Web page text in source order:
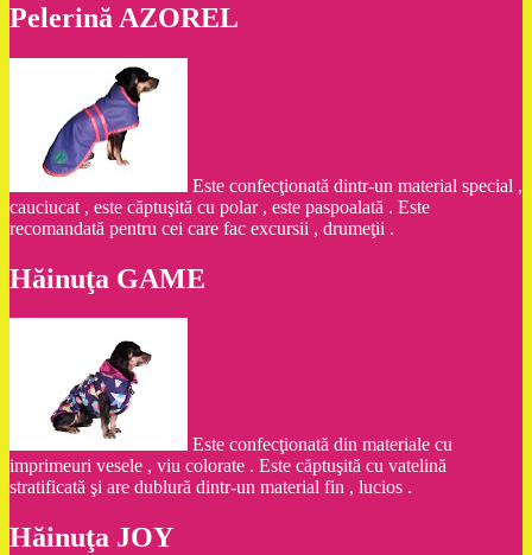
Pelerină AZOREL
Este confecţionată dintr-un material special ,
cauciucat , este căptuşită cu polar , este paspoalată . Este
recomandată pentru cei care fac excursii , drumeţii .
Hăinuţa GAME
Este confecţionată din materiale cu
imprimeuri vesele , viu colorate . Este căptuşită cu vatelină
stratificată şi are dublură dintr-un material fin , lucios .
Hăinuţa JOY